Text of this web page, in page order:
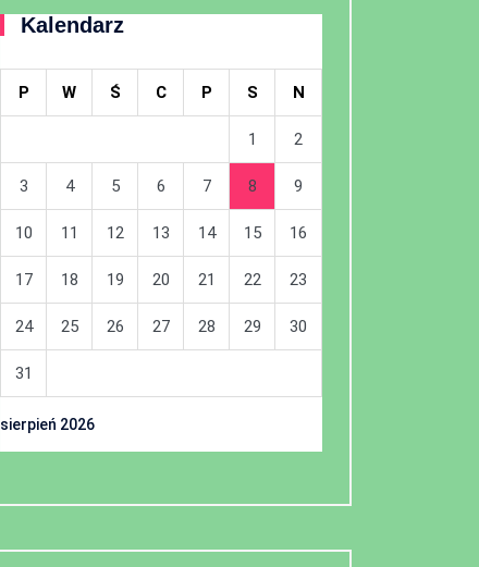
Kalendarz
sierpień 2026
P W Ś C P S N
1 2
3 4 5 6 7 8 9
10 11 12 13 14 15 16
17 18 19 20 21 22 23
24 25 26 27 28 29 30
31